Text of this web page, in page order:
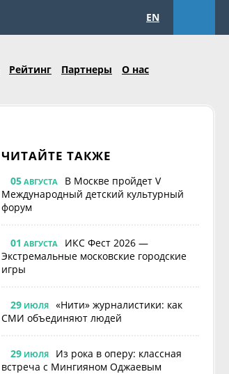
EN
Рейтинг Партнеры О нас
ЧИТАЙТЕ ТАКЖЕ
05АВГУСТА
В Москве пройдет V
Международный детский культурный
форум
01 АВГУСТА
ИКС Фест 2026 —
Экстремальные московские городские
игры
29ИЮЛЯ
«Нити» журналистики: как
СМИ объединяют людей
29ИЮЛЯ
Из рока в оперу: классная
встреча с Мингияном Оджаевым